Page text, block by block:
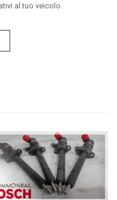
al tuo veicolo.